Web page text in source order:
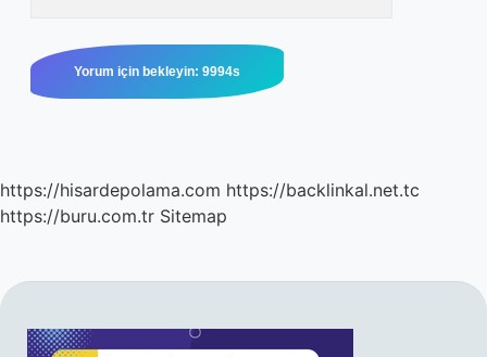
https://hisardepolama.com https://backlinkal.net.tc
https://buru.com.tr Sitemap
SIDEBAR